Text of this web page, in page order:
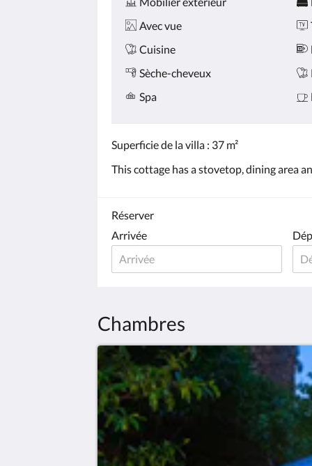
Avec vue
Cuisine
Sèche-cheveux
Spa
Superficie de la villa : 37 m²
This cottage has a stovetop, dining area
Réserver
Arrivée
Chambres